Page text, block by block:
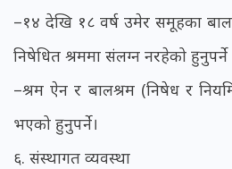
–१४ देखि १८ वर्ष उमेर समूहका
निषेधित श्रममा संलग्न नरहेको हुनुपर्ने
–श्रम ऐन र बालश्रम (निषेध र
भएको हुनुपर्ने।
६. संस्थागत व्यवस्था